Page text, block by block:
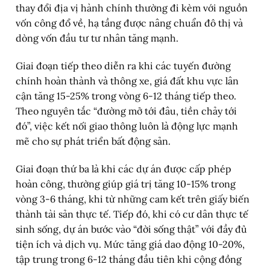
thay đổi địa vị hành chính thường đi kèm với nguồn
vốn công đổ về, hạ tầng được nâng chuẩn đô thị và
dòng vốn đầu tư tư nhân tăng mạnh.
Giai đoạn tiếp theo diễn ra khi các tuyến đường
chính hoàn thành và thông xe, giá đất khu vực lân
cận tăng 15-25% trong vòng 6-12 tháng tiếp theo.
Theo nguyên tắc “đường mở tới đâu, tiền chảy tới
đó”, việc kết nối giao thông luôn là động lực mạnh
mẽ cho sự phát triển bất động sản.
Giai đoạn thứ ba là khi các dự án được cấp phép
hoàn công, thường giúp giá trị tăng 10-15% trong
vòng 3-6 tháng, khi từ những cam kết trên giấy biến
thành tài sản thực tế. Tiếp đó, khi có cư dân thực tế
sinh sống, dự án bước vào “đời sống thật” với đầy đủ
tiện ích và dịch vụ. Mức tăng giá dao động 10-20%,
tập trung trong 6-12 tháng đầu tiên khi cộng đồng